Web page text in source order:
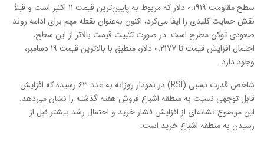
سطح مقاومت ۰.۱۹۱۹ دلار که مربوط به پایین‌ترین قیمت ۱۱ اکتبر است و قبلاً
نقش حمایت کلیدی را ایفا می‌کرد، اکنون به‌عنوان نقطه مهم برای ادامه روند
صعودی توکن مطرح است. در صورت تثبیت قیمت بالاتر از این سطح،
احتمال افزایش قیمت تا ۰.۲۱۷۷ دلار، منطبق با بالاترین قیمت ۱۹ دسامبر،
وجود دارد.
شاخص قدرت نسبی (RSI) در نمودار روزانه به عدد ۶۳ رسیده که افزایش
قابل توجهی نسبت به منطقه اشباع فروش هفته گذشته را نشان می‌دهد.
این موضوع نشانه‌ای از افزایش فشار خرید و احتمال رشد بیشتر قبل از
رسیدن به منطقه اشباع خرید است.